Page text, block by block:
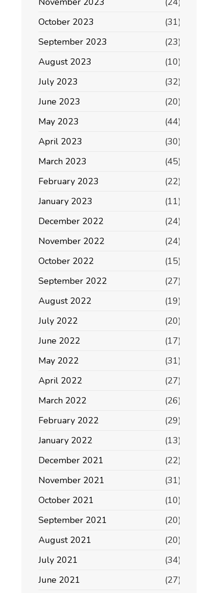
October 2023
(31)
September 2023
(23)
August 2023
(10)
July 2023
(32)
June 2023
(20)
May 2023
(44)
April 2023
(30)
March 2023
(45)
February 2023
(22)
January 2023
(11)
December 2022
(24)
November 2022
(24)
October 2022
(15)
September 2022
(27)
August 2022
(19)
July 2022
(20)
June 2022
(17)
May 2022
(31)
April 2022
(27)
March 2022
(26)
February 2022
(29)
January 2022
(13)
December 2021
(22)
November 2021
(31)
October 2021
(10)
September 2021
(20)
August 2021
(20)
July 2021
(34)
June 2021
(27)